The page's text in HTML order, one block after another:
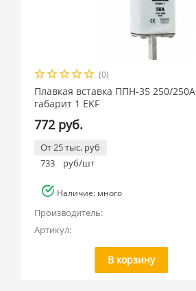
(0)
Плавкая вставка ППН-35 250/250А
габарит 1 EKF
772 руб.
От 25 тыс. руб
733
руб/шт
Наличие: много
Производитель:
Артикул:
В корзину